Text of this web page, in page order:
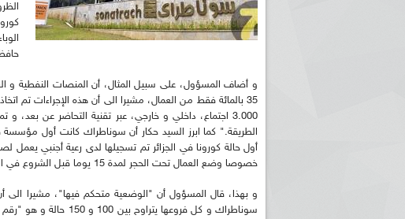
و أضاف المسؤول، على سبيل المثال، أن المنصات النفطية و
35 بالمائة فقط من العمال، مشيرا الى أن هذه الإجراءات تم
3.000 اجتماع، داخلي و خارجي، عبر تقنية التحاضر عن
الطريقة." كما ابرز السيد حكار أن سوناطراك كانت أول مؤسسة
أول حالة كورونا في الجزائر تم تسجيلها لدى رعية أجنبي يعمل
خصوصا وضع العمال تحت الحجر لمدة 15 يوما قبل الشروع في العمل في أي موقع، زيادة على دعمهم بكل وسائل الوقاية.
و بهذا، قال المسؤول أن "الوضعية متحكم فيها"، مشيرا الى